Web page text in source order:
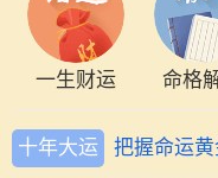
一生财运 命格
十年大运 把握命运